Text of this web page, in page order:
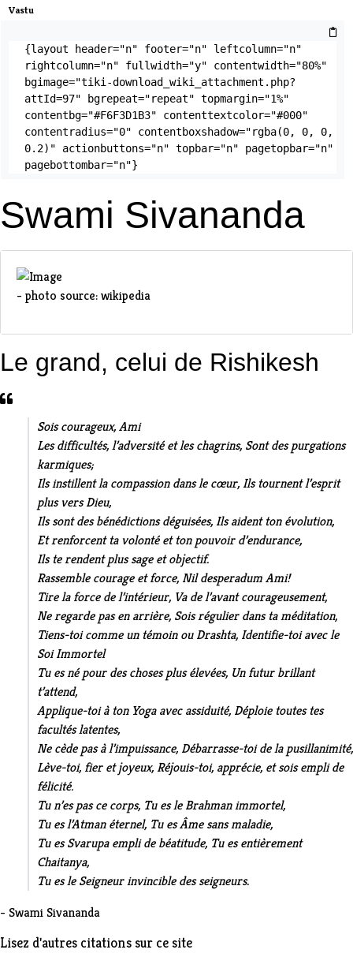
Vastu
{layout header="n" footer="n" leftcolumn="n"
rightcolumn="n" fullwidth="y" contentwidth="80%"
bgimage="tiki-download_wiki_attachment.php?
attId=97" bgrepeat="repeat" topmargin="1%"
contentbg="#F6F3D1B3" contenttextcolor="#000"
contentradius="0" contentboxshadow="rgba(0, 0, 0,
0.2)" actionbuttons="n" topbar="n" pagetopbar="n"
pagebottombar="n"}
Swami Sivananda
- photo source: wikipedia
Le grand, celui de Rishikesh
Sois courageux, Ami
Les difficultés, l’adversité et les chagrins, Sont des purgations
karmiques;
Ils instillent la compassion dans le cœur, Ils tournent l’esprit
plus vers Dieu,
Ils sont des bénédictions déguisées, Ils aident ton évolution,
Et renforcent ta volonté et ton pouvoir d’endurance,
Ils te rendent plus sage et objectif.
Rassemble courage et force, Nil desperadum Ami!
Tire la force de l’intérieur, Va de l’avant courageusement,
Ne regarde pas en arrière, Sois régulier dans ta méditation,
Tiens-toi comme un témoin ou Drashta, Identifie-toi avec le
Soi Immortel
Tu es né pour des choses plus élevées, Un futur brillant
t’attend,
Applique-toi à ton Yoga avec assiduité, Déploie toutes tes
facultés latentes,
Ne cède pas à l’impuissance, Débarrasse-toi de la pusillanimité,
Lève-toi, fier et joyeux, Réjouis-toi, apprécie, et sois empli de
félicité.
Tu n’es pas ce corps, Tu es le Brahman immortel,
Tu es l’Atman éternel, Tu es Âme sans maladie,
Tu es Svarupa empli de béatitude, Tu es entièrement
Chaitanya,
Tu es le Seigneur invincible des seigneurs.
- Swami Sivananda
Lisez d'autres citations sur ce site